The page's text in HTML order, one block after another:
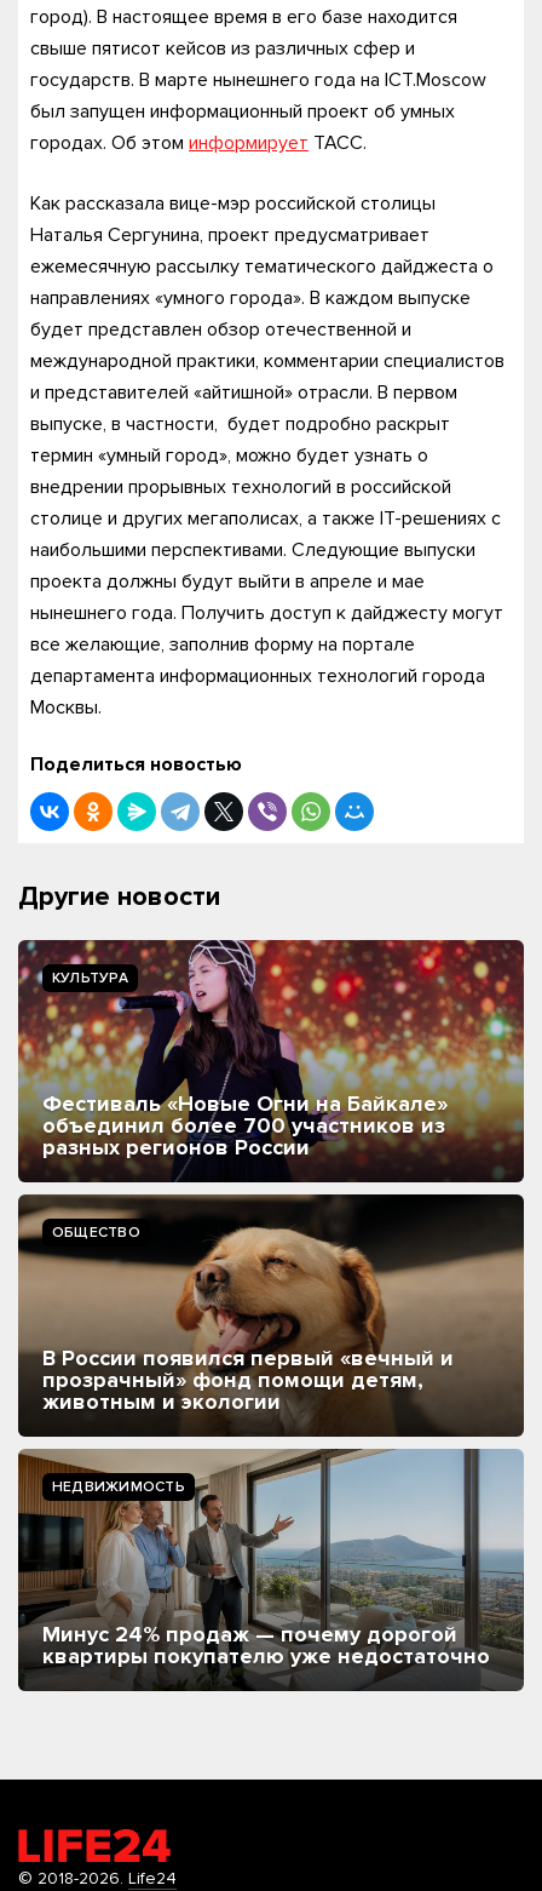
город). В настоящее время в его базе находится
свыше пятисот кейсов из различных сфер и
государств. В марте нынешнего года на ICT.Moscow
был запущен информационный проект об умных
городах. Об этом информирует ТАСС.
Как рассказала вице-мэр российской столицы
Наталья Сергунина, проект предусматривает
ежемесячную рассылку тематического дайджеста о
направлениях «умного города». В каждом выпуске
будет представлен обзор отечественной и
международной практики, комментарии специалистов
и представителей «айтишной» отрасли. В первом
выпуске, в частности, будет подробно раскрыт
термин «умный город», можно будет узнать о
внедрении прорывных технологий в российской
столице и других мегаполисах, а также IT-решениях с
наибольшими перспективами. Следующие выпуски
проекта должны будут выйти в апреле и мае
нынешнего года. Получить доступ к дайджесту могут
все желающие, заполнив форму на портале
департамента информационных технологий города
Москвы.
Поделиться новостью
Другие новости
КУЛЬТУРА
Фестиваль «Новые Огни на Байкале»
объединил более 700 участников из
разных регионов России
ОБЩЕСТВО
В России появился первый «вечный и
прозрачный» фонд помощи детям,
животным и экологии
НЕДВИЖИМОСТЬ
Минус 24% продаж — почему дорогой
квартиры покупателю уже недостаточно
© 2018-2026. Life24